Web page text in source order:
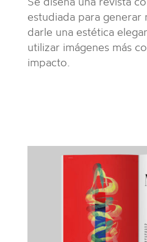
estudiada para generar
darle una estética
utilizar imágenes más
impacto.